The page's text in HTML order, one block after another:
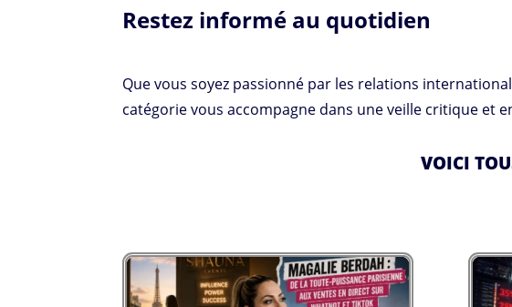
Restez informé au quotidien
Que vous soyez passionné par les relations
catégorie vous accompagne dans une veille critique et
VOICI